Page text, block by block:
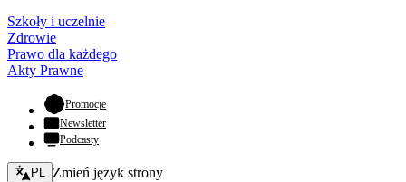
Szkoły i uczelnie
Zdrowie
Prawo dla każdego
Akty Prawne
Promocje- otwiera się w nowej karcie
Newsletter
Podcasty
Zmień język - bieżący:
PL Zmień język strony